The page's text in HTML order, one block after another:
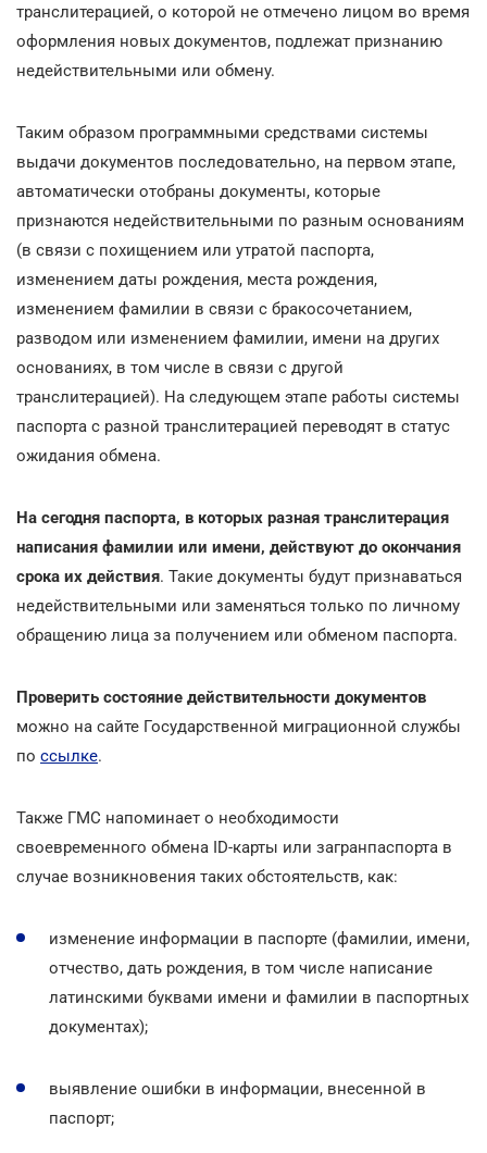
транслитерацией, о которой не отмечено лицом во время
оформления новых документов, подлежат признанию
недействительными или обмену.
Таким образом программными средствами системы
выдачи документов последовательно, на первом этапе,
автоматически отобраны документы, которые
признаются недействительными по разным основаниям
(в связи с похищением или утратой паспорта,
изменением даты рождения, места рождения,
изменением фамилии в связи с бракосочетанием,
разводом или изменением фамилии, имени на других
основаниях, в том числе в связи с другой
транслитерацией). На следующем этапе работы системы
паспорта с разной транслитерацией переводят в статус
ожидания обмена.
На сегодня паспорта, в которых разная транслитерация
написания фамилии или имени, действуют до окончания
срока их действия. Такие документы будут признаваться
недействительными или заменяться только по личному
обращению лица за получением или обменом паспорта.
Проверить состояние действительности документов
можно на сайте Государственной миграционной службы
по ссылке.
Также ГМС напоминает о необходимости
своевременного обмена ID-карты или загранпаспорта в
случае возникновения таких обстоятельств, как:
изменение информации в паспорте (фамилии, имени,
отчество, дать рождения, в том числе написание
латинскими буквами имени и фамилии в паспортных
документах);
выявление ошибки в информации, внесенной в
паспорт;